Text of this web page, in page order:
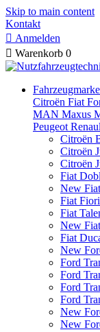
Skip to main content
Kontakt
 Anmelden
 Warenkorb 0
Citroën Fiat
MAN Maxus
Peugeot
Citroën
Citroën
Citroën
Fiat
New
Fiat
Fiat
New
Fiat
New
Ford
Ford
Ford
Ford
New
New